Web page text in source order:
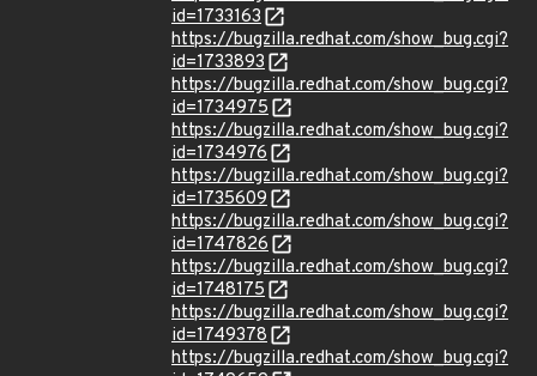
id=1733163
https://bugzilla.redhat.com/show_bug.cgi?
id=1733893
https://bugzilla.redhat.com/show_bug.cgi?
id=1734975
https://bugzilla.redhat.com/show_bug.cgi?
id=1734976
https://bugzilla.redhat.com/show_bug.cgi?
id=1735609
https://bugzilla.redhat.com/show_bug.cgi?
id=1747826
https://bugzilla.redhat.com/show_bug.cgi?
id=1748175
https://bugzilla.redhat.com/show_bug.cgi?
id=1749378
https://bugzilla.redhat.com/show_bug.cgi?